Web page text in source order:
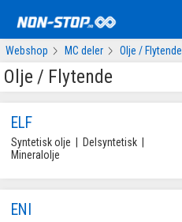
Webshop MC deler Olje / Flytende
Olje / Flytende
ELF
Syntetisk olje  |  Delsyntetisk  |
Mineralolje
ENI